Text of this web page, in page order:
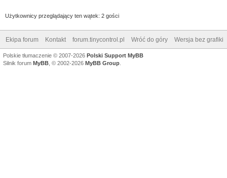
Użytkownicy przeglądający ten wątek: 2 gości
Ekipa forum Kontakt forum.tinycontrol.pl Wróć do góry Wersja bez grafiki
Polskie tłumaczenie © 2007-2026 Polski Support MyBB
Silnik forum MyBB , © 2002-2026 MyBB Group